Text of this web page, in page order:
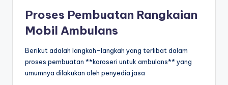
Proses Pembuatan Rangkaian
Mobil Ambulans
Berikut adalah langkah-langkah yang terlibat dalam
proses pembuatan **karoseri untuk ambulans** yang
umumnya dilakukan oleh penyedia jasa